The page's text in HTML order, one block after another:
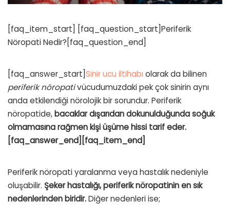
[faq_item_start] [faq_question_start]Periferik
Nöropati Nedir?[faq_question_end]
[faq_answer_start]Sinir ucu iltihabı olarak da bilinen
periferik nöropativücudumuzdaki pek çok sinirin aynı
anda etkilendiği nörolojik bir sorundur. Periferik
nöropatide,bacaklar dışarıdan dokunulduğunda soğuk
olmamasına rağmen kişi üşüme hissi tarif eder.
[faq_answer_end][faq_item_end]
Periferik nöropati yaralanma veya hastalık nedeniyle
oluşabilir. Şeker hastalığı, periferik nöropatinin en sık
nedenlerinden biridir.Diğer nedenleri ise;